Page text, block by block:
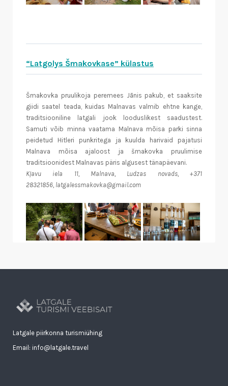
“Latgolys Šmakovkase” külastus
Šmakovka pruulikoja peremees Jānis pakub, et saaksite
giidi saatel teada, kuidas Malnavas valmib ehtne kange,
traditsiooniline latgali jook looduslikest saadustest.
Samuti võib minna vaatama Malnava mõisa parki sinna
peidetud Hitleri punkritega ja kuulda harivaid pajatusi
Malnava mõisa ajaloost ja šmakovka pruulimise
traditsioonidest Malnavas päris algusest tänapäevani.
Kļavu iela 11, Malnava, Ludzas novads, +371
28321856, latgalessmakovka@gmail.com
Latgale piirkonna turismiühing
Email: info@latgale.travel